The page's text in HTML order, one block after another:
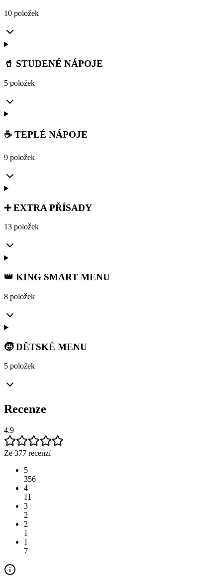
10 položek
🥤 STUDENÉ NÁPOJE
5 položek
☕ TEPLÉ NÁPOJE
9 položek
➕ EXTRA PŘÍSADY
13 položek
👑 KING SMART MENU
8 položek
🧒 DĚTSKÉ MENU
5 položek
Recenze
4.9
Ze 377 recenzí
5
356
4
11
3
2
2
1
1
7